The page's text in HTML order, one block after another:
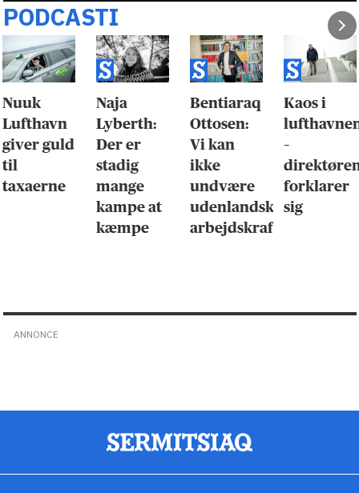
PODCASTI
Nuuk
Lufthavn
giver guld
til
taxaerne
Naja
Lyberth:
Der er
stadig
mange
kampe at
kæmpe
Bentiaraq
Ottosen:
Vi kan
ikke
undvære
udenlandsk
arbejdskraft
Kaos i
–
forklarer
sig
ANNONCE